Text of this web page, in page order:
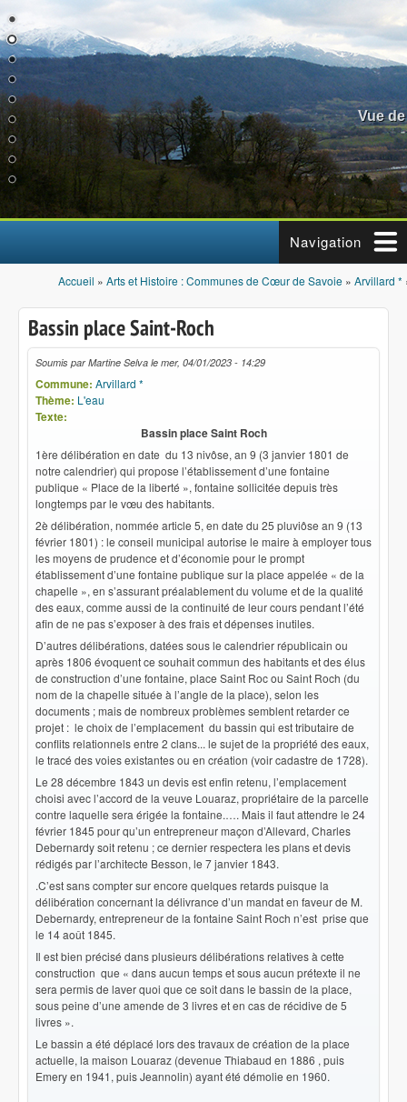
Aller au contenu principal
Vue
Navigation
Vous êtes ici
Accueil » Arts et Histoire : Communes de Cœur de Savoie » Arvillard *
Bassin place Saint-Roch
Soumis parMartine Selva le mer, 04/01/2023 - 14:29
Commune: Arvillard *
Thème: L'eau
Texte:
Bassin place Saint Roch
1ère délibération en date du 13 nivôse, an 9 (3 janvier 1801 de
notre calendrier) qui propose l’établissement d’une fontaine
publique « Place de la liberté », fontaine sollicitée depuis très
longtemps par le vœu des habitants.
2è délibération, nommée article 5, en date du 25 pluviôse an 9 (13
février 1801) : le conseil municipal autorise le maire à employer tous
les moyens de prudence et d’économie pour le prompt
établissement d’une fontaine publique sur la place appelée « de la
chapelle », en s’assurant préalablement du volume et de la qualité
des eaux, comme aussi de la continuité de leur cours pendant l’été
afin de ne pas s’exposer à des frais et dépenses inutiles.
D’autres délibérations, datées sous le calendrier républicain ou
après 1806 évoquent ce souhait commun des habitants et des élus
de construction d’une fontaine, place Saint Roc ou Saint Roch (du
nom de la chapelle située à l’angle de la place), selon les
documents ; mais de nombreux problèmes semblent retarder ce
projet : le choix de l’emplacement du bassin qui est tributaire de
conflits relationnels entre 2 clans... le sujet de la propriété des eaux,
le tracé des voies existantes ou en création (voir cadastre de 1728).
Le 28 décembre 1843 un devis est enfin retenu, l’emplacement
choisi avec l’accord de la veuve Louaraz, propriétaire de la parcelle
contre laquelle sera érigée la fontaine.…. Mais il faut attendre le 24
février 1845 pour qu’un entrepreneur maçon d’Allevard, Charles
Debernardy soit retenu ; ce dernier respectera les plans et devis
rédigés par l’architecte Besson, le 7 janvier 1843.
.C’est sans compter sur encore quelques retards puisque la
délibération concernant la délivrance d’un mandat en faveur de M.
Debernardy, entrepreneur de la fontaine Saint Roch n’est prise que
le 14 août 1845.
Il est bien précisé dans plusieurs délibérations relatives à cette
construction que « dans aucun temps et sous aucun prétexte il ne
sera permis de laver quoi que ce soit dans le bassin de la place,
sous peine d’une amende de 3 livres et en cas de récidive de 5
livres ».
Le bassin a été déplacé lors des travaux de création de la place
actuelle, la maison Louaraz (devenue Thiabaud en 1886 , puis
Emery en 1941, puis Jeannolin) ayant été démolie en 1960.